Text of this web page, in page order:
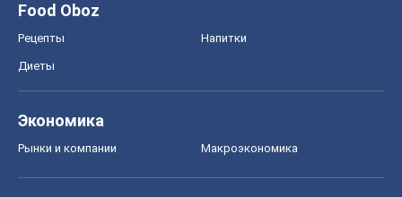
Food Oboz
Рецепты Напитки
Диеты
Экономика
Рынки и компании Mакроэкономика